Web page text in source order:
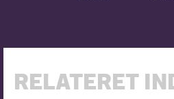
RELATERET